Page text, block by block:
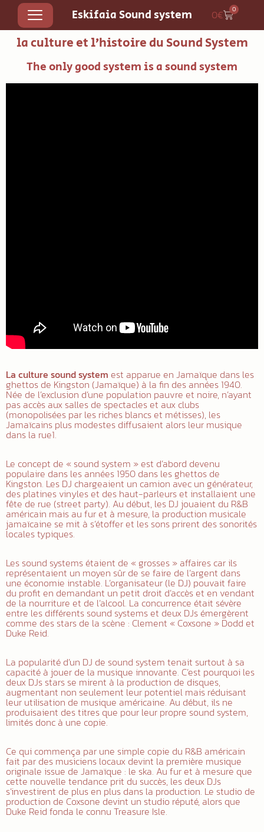
Eskifaia Sound system 0€ 0
la culture et l’histoire du Sound System
The only good system is a sound system
La culture sound system est apparue en Jamaïque dans les
ghettos de Kingston (Jamaïque) à la fin des années 1940.
Née de l’exclusion d’une population pauvre et noire, n’ayant
pas accès aux salles de spectacles et aux clubs
(monopolisées par les riches blancs et métisses), les
Jamaïcains plus modestes diffusaient alors leur musique
dans la rue1.
Le concept de « sound system » est d’abord devenu
populaire dans les années 1950 dans les ghettos de
Kingston. Les DJ chargeaient un camion avec un générateur,
des platines vinyles et des haut-parleurs et installaient une
fête de rue (street party). Au début, les DJ jouaient du R&B
américain mais au fur et à mesure, la production musicale
jamaïcaine se mit à s’étoffer et les sons prirent des sonorités
locales typiques.
Les sound systems étaient de « grosses » affaires car ils
représentaient un moyen sûr de se faire de l’argent dans
une économie instable. L’organisateur (le DJ) pouvait faire
du profit en demandant un petit droit d’accès et en vendant
de la nourriture et de l’alcool. La concurrence était sévère
entre les différents sound systems et deux DJs émergèrent
comme des stars de la scène : Clement « Coxsone » Dodd et
Duke Reid.
La popularité d’un DJ de sound system tenait surtout à sa
capacité à jouer de la musique innovante. C’est pourquoi les
deux DJs stars se mirent à la production de disques,
augmentant non seulement leur potentiel mais réduisant
leur utilisation de musique américaine. Au début, ils ne
produisaient des titres que pour leur propre sound system,
limités donc à une copie.
Ce qui commença par une simple copie du R&B américain
fait par des musiciens locaux devint la première musique
originale issue de Jamaïque : le ska. Au fur et à mesure que
cette nouvelle tendance prit du succès, les deux DJs
s’investirent de plus en plus dans la production. Le studio de
production de Coxsone devint un studio réputé, alors que
Duke Reid fonda le connu Treasure Isle.